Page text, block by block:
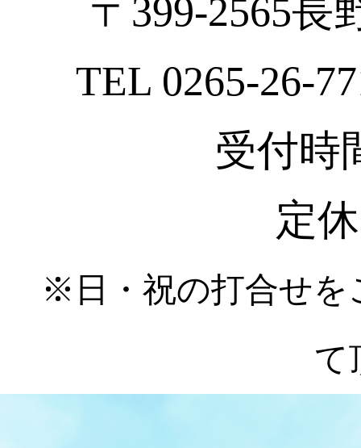
〒399-2565長
TEL 0265-26-
受付時
定
※日・祝の打合せを
て